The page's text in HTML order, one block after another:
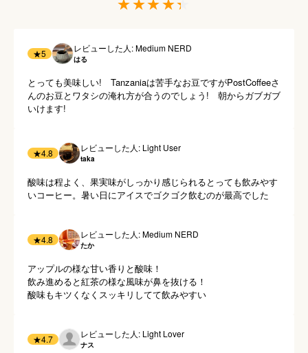
★5 レビューした人: Medium NERD
はる
とっても美味しい!　Tanzaniaは苦手なお豆ですがPostCoffeeさ
んのお豆とワタシの淹れ方が合うのでしょう!　朝からガブガブ
いけます!
★4.8 レビューした人: Light User
taka
酸味は程よく、果実味がしっかり感じられるとっても飲みやす
いコーヒー。暑い日にアイスでゴクゴク飲むのが最高でした
★4.8 レビューした人: Medium NERD
たか
アップルの様な甘い香りと酸味！
飲み進めると紅茶の様な風味が鼻を抜ける！
酸味もキツくなくスッキリしてて飲みやすい
★4.7 レビューした人: Light Lover
ナス